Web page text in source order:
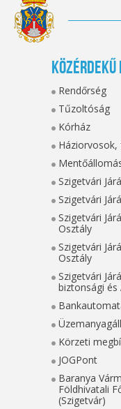
Rendőrség
Tűzoltóság
Kórház
Szigetvári
Szigetvári
Szigetvári
Osztály
Szigetvári
Osztály
Szigetvári
biztonsági és
Körzeti
JOGPont
Baranya
Földhivatali
(Szigetvár)